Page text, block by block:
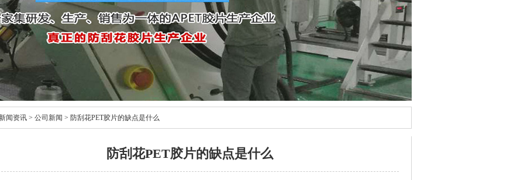
闻资讯 > 公司新闻 > 防刮花PET胶片的缺点是什么
防刮花PET胶片的缺点是什么